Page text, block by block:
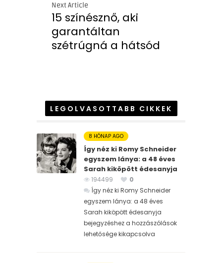
Next Article
15 színésznő, aki
garantáltan
szétrúgná a hátsód
LEGOLVASOTTABB CIKKEK
8 HÓNAP AGO
Így néz ki Romy Schneider
egyszem lánya: a 48 éves
Sarah kiköpött édesanyja
194499
0
Így néz ki Romy Schneider
egyszem lánya: a 48 éves
Sarah kiköpött édesanyja
bejegyzéshez a hozzászólások
lehetősége kikapcsolva